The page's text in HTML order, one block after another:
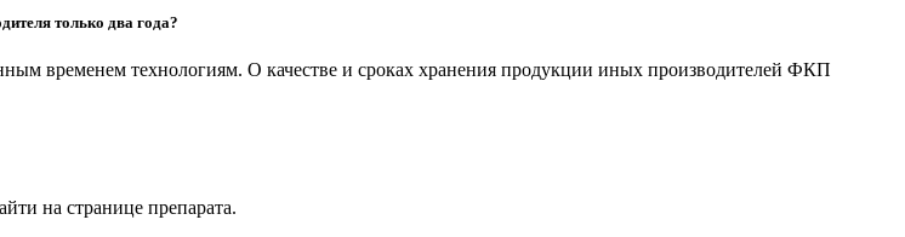
только два года?
временем технологиям. О качестве и сроках хранения продукции иных производителей ФКП
на странице препарата.